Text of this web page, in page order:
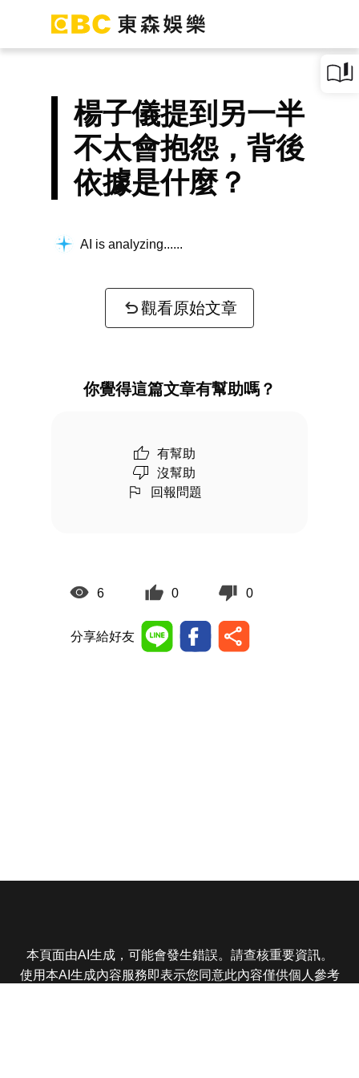
楊子儀提到另一半
不太會抱怨，背後
依據是什麼？
AI is analyzing...
觀看原始文章
你覺得這篇文章有幫助嗎？
有幫助
沒幫助
回報問題
6 0 0
分享給好友
本頁面由AI生成，可能會發生錯誤。請查核重要資訊。
使用本AI生成內容服務即表示您同意此內容僅供個人參考